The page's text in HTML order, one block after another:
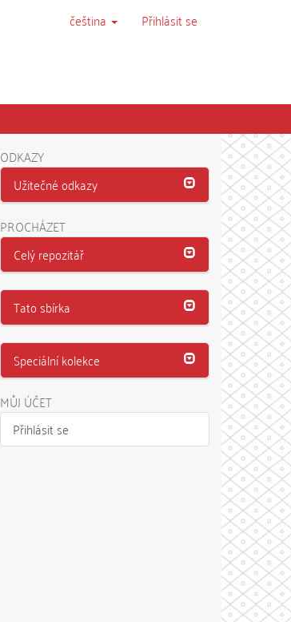
čeština Přihlásit se
ODKAZY
Užitečné odkazy
PROCHÁZET
Celý repozitář
Tato sbírka
Speciální kolekce
MŮJ ÚČET
Přihlásit se